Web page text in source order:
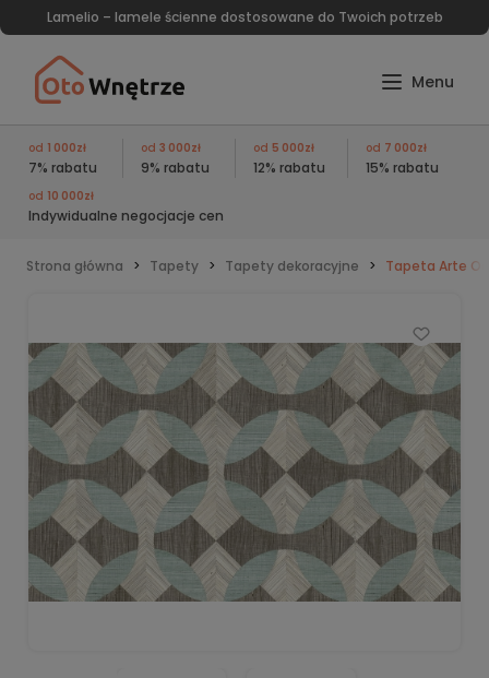
Lamelio – lamele ścienne dostosowane do Twoich potrzeb
od 1 000zł
7% rabatu
od 3 000zł
9% rabatu
od 5 000zł
12% rabatu
od 7 000zł
15% rabatu
od 10 000zł
Indywidualne negocjacje cen
Strona główna Tapety Tapety dekoracyjne Tapeta Arte